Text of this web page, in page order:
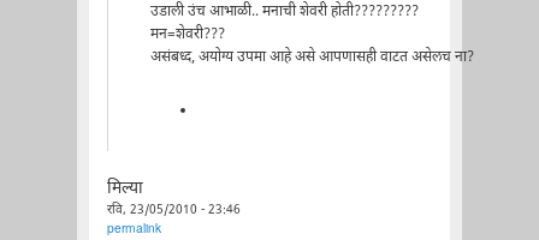
उडाली उंच आभाळी.. मनाची शेवरी होती?????????
मन=शेवरी???
असंबध्द, अयोग्य उपमा आहे असे आपणासही वाटत असेलच ना?
मिल्या
रवि, 23/05/2010 - 23:46
permalink